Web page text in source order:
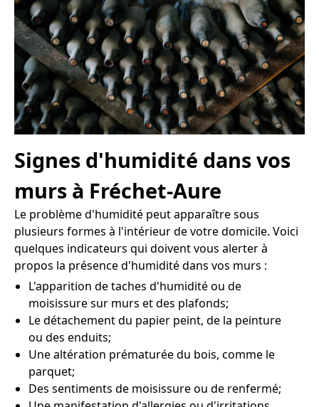
Signes d'humidité dans vos
murs à Fréchet-Aure
Le problème d'humidité peut apparaître sous
plusieurs formes à l'intérieur de votre domicile. Voici
quelques indicateurs qui doivent vous alerter à
propos la présence d'humidité dans vos murs :
L'apparition de taches d'humidité ou de
moisissure sur murs et des plafonds;
Le détachement du papier peint, de la peinture
ou des enduits;
Une altération prématurée du bois, comme le
parquet;
Des sentiments de moisissure ou de renfermé;